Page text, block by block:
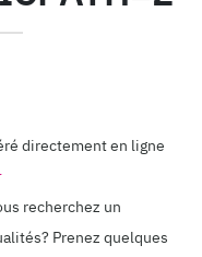
directement en ligne
recherchez un
Prenez quelques